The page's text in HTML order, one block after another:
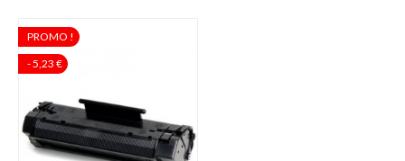
PROMO !
- 5,23 €